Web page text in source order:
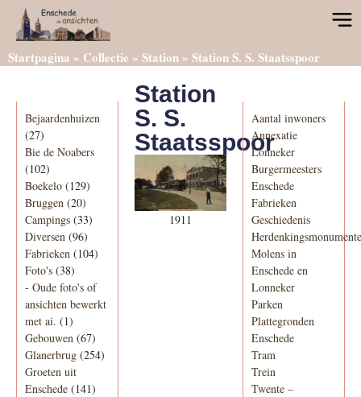
Startpagina » Collectie » Station» Station S. S. Staatsspoor
Bejaardenhuizen
(27)
Bie de Noabers
(102)
Boekelo (129)
Bruggen (20)
Campings (33)
Diversen (96)
Fabrieken (104)
Foto's (38)
- Oude foto's of
ansichten bewerkt
met ai. (1)
Gebouwen (67)
Glanerbrug (254)
Groeten uit
Enschede (141)
Station
S. S.
Staatsspoor
1911
Aantal inwoners
Annexatie
Lonneker
Burgermeesters
Enschede
Fabrieken
Geschiedenis
Molens in
Enschede en
Lonneker
Parken
Plattegronden
Enschede
Tram
Trein
Twente –